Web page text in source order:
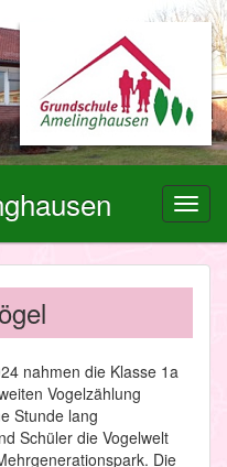
nahmen die Klasse 1a
Vogelzählung
Stunde lang
Schüler die Vogelwelt
Die